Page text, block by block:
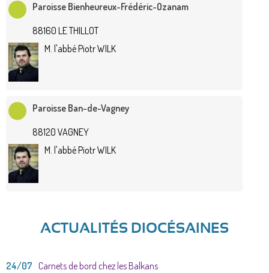
Paroisse Bienheureux-Frédéric-Ozanam
88160 LE THILLOT
M. l'abbé Piotr WILK
Paroisse Ban-de-Vagney
88120 VAGNEY
M. l'abbé Piotr WILK
ACTUALITÉS DIOCÉSAINES
24/07 Carnets de bord chez les Balkans